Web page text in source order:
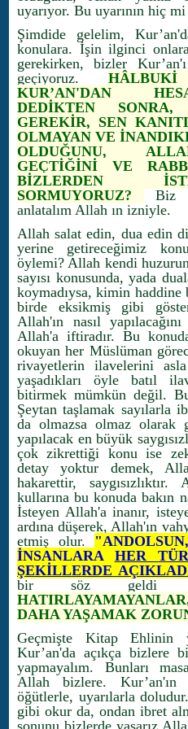
uyarıyor. Bu uyarının hiç
Şimdide gelelim,
konulara. İşin ilginci
gerekirken, bizler
geçiyoruz.
KUR’AN'DAN
DEDİKTEN
GEREKİR, SEN
OLMAYAN VE
OLDUĞUNU,
GEÇTİĞİNİ VE
BİZLERDEN
SORMUYORUZ?
Biz
anlatalım Allah ın izniyle.
Allah salat edin, dua edin
yerine getireceğimiz
öylemi? Allah kendi
sayısı konusunda, yada
koymadıysa, kimin haddine
birde eksikmiş gibi
Allah'ın nasıl
Allah'a iftiradır. Bu
okuyan her Müslüman
rivayetlerin ilavelerini asla
yaşadıkları öyle batıl
bitirmek mümkün değil.
Şeytan taşlamak sayılarla
da olmazsa olmaz olarak
yapılacak en büyük
çok zikrettiği konu ise
detay yoktur demek,
hakarettir,
kullarına bu konuda bakın
İsteyen Allah'a inanır,
ardına düşerek, Allah'ın
etmiş olur.
İNSANLARA HER
ŞEKİLLERDE
bir söz geldi
DAHA YAŞAMAK
Geçmişte Kitap Ehlinin
Kur’an'da açıkça bizlere
yapmayalım. Bunları
Allah bizlere.
öğütlerle, uyarılarla
gibi okur da, ondan ibret
sonunu bizlerde yaşarız